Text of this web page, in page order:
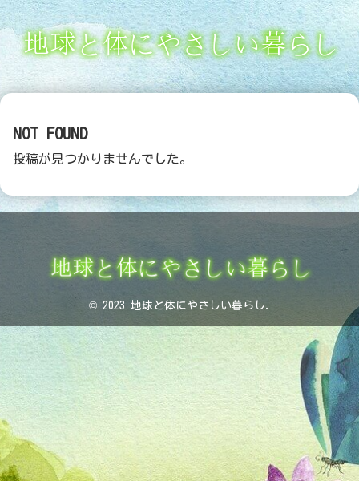
NOT FOUND
投稿が見つかりませんでした。
© 2023 地球と体にやさしい暮らし.